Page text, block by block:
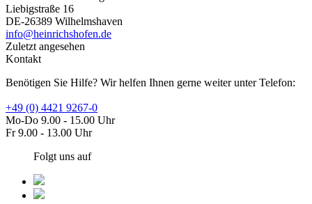
Liebigstraße 16
DE-26389 Wilhelmshaven
info@heinrichshofen.de
Zuletzt angesehen
Kontakt
Benötigen Sie Hilfe? Wir helfen Ihnen gerne weiter unter Telefon:
+49 (0) 4421 9267-0
Mo-Do 9.00 - 15.00 Uhr
Fr 9.00 - 13.00 Uhr
Folgt uns auf